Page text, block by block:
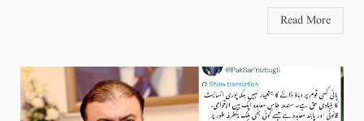
Read More